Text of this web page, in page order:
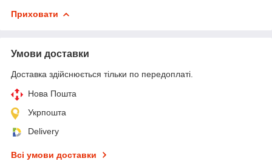
Приховати
Умови доставки
Доставка здійснюється тільки по передоплаті.
Нова Пошта
Укрпошта
Delivery
Всі умови доставки